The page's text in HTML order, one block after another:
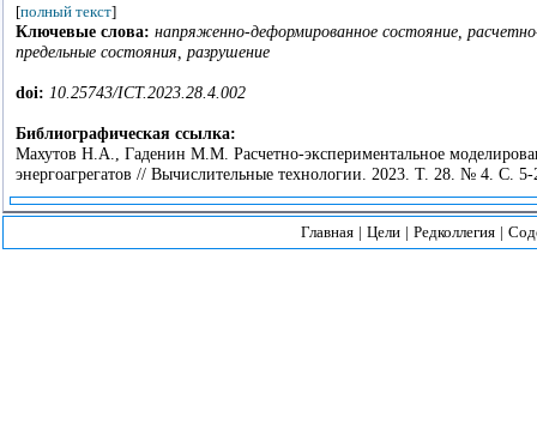
[полный текст]
Ключевые слова: напряженно-деформированное состояние,
предельные состояния, разрушение
doi: 10.25743/ICT.2023.28.4.002
Библиографическая ссылка:
Махутов Н.А., Гаденин М.М. Расчетно-экспериментальное
энергоагрегатов // Вычислительные технологии. 2023. Т. 28. № 4. С. 5-
Главная | Цели | Редколлегия |